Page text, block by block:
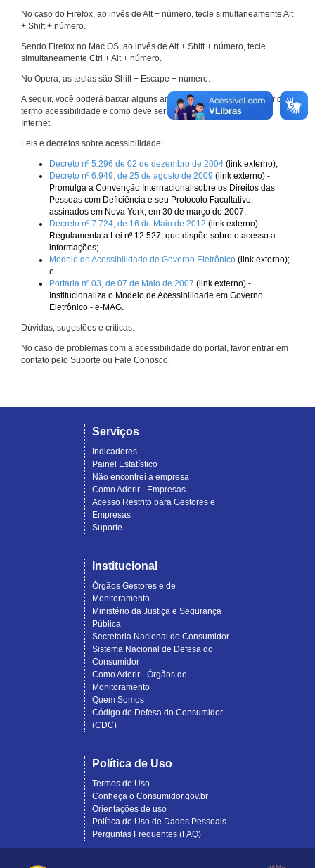
No caso do Firefox, ao invés de Alt + número, tecle simultaneamente Alt
+ Shift + número.
Sendo Firefox no Mac OS, ao invés de Alt + Shift + número, tecle
simultaneamente Ctrl + Alt + número.
No Opera, as teclas são Shift + Escape + número.
A seguir, você poderá baixar alguns arquivos que explicam melhor o
termo acessibilidade e como deve ser implementado nos sites da
Internet.
Leis e decretos sobre acessibilidade:
Decreto nº 5.296 de 02 de dezembro de 2004 (link externo);
Decreto nº 6.949, de 25 de agosto de 2009 (link externo) -
Promulga a Convenção Internacional sobre os Direitos das
Pessoas com Deficiência e seu Protocolo Facultativo,
assinados em Nova York, em 30 de março de 2007;
Decreto nº 7.724, de 16 de Maio de 2012 (link externo) -
Regulamenta a Lei nº 12.527, que dispõe sobre o acesso a
informações;
Modelo de Acessibilidade de Governo Eletrônico (link externo);
e
Portaria nº 03, de 07 de Maio de 2007 (link externo) -
Institucionaliza o Modelo de Acessibilidade em Governo
Eletrônico - e-MAG.
Dúvidas, sugestões e críticas:
No caso de problemas com a acessibilidade do portal, favor entrar em
contato pelo Suporte ou Fale Conosco.
Serviços
Indicadores
Painel Estatístico
Não encontrei a empresa
Como Aderir - Empresas
Acesso Restrito para Gestores e
Empresas
Suporte
Institucional
Órgãos Gestores e de
Monitoramento
Ministério da Justiça e Segurança
Pública
Secretaria Nacional do Consumidor
Sistema Nacional de Defesa do
Consumidor
Como Aderir - Órgãos de
Monitoramento
Quem Somos
Código de Defesa do Consumidor
(CDC)
Política de Uso
Termos de Uso
Conheça o Consumidor.gov.br
Orientações de uso
Política de Uso de Dados Pessoais
Perguntas Frequentes (FAQ)